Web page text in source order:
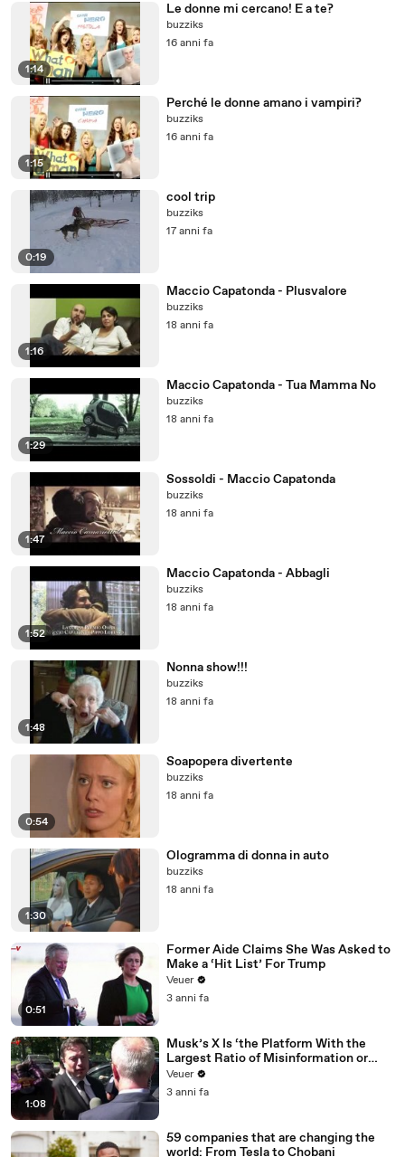
1:14
Le donne mi cercano! E a te?
buzziks
16 anni fa
1:15
Perché le donne amano i vampiri?
buzziks
16 anni fa
0:19
cool trip
buzziks
17 anni fa
1:16
Maccio Capatonda - Plusvalore
buzziks
18 anni fa
1:29
Maccio Capatonda - Tua Mamma No
buzziks
18 anni fa
1:47
Sossoldi - Maccio Capatonda
buzziks
18 anni fa
1:52
Maccio Capatonda - Abbagli
buzziks
18 anni fa
1:48
Nonna show!!!
buzziks
18 anni fa
0:54
Soapopera divertente
buzziks
18 anni fa
1:30
Ologramma di donna in auto
buzziks
18 anni fa
0:51
Former Aide Claims She Was Asked to
Make a ‘Hit List’ For Trump
Veuer
3 anni fa
1:08
Musk’s X Is ‘the Platform With the
Largest Ratio of Misinformation or
Disinformation’ Amongst All Social
Media Platforms
Veuer
3 anni fa
59 companies that are changing the
world: From Tesla to Chobani